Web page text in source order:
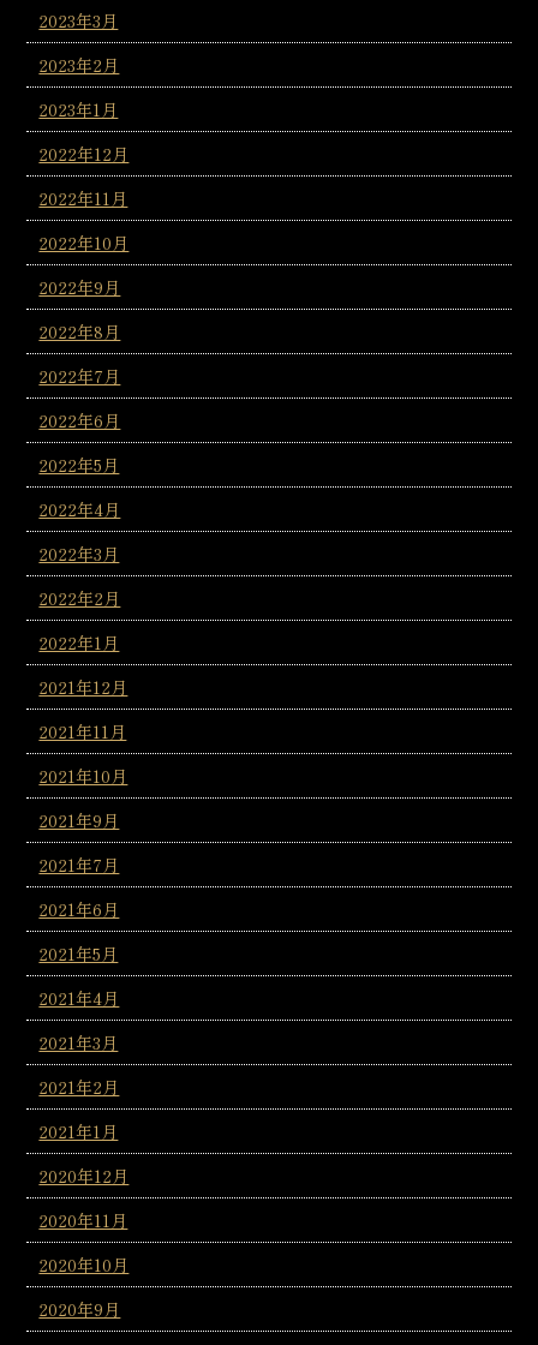
2023年3月
2023年2月
2023年1月
2022年12月
2022年11月
2022年10月
2022年9月
2022年8月
2022年7月
2022年6月
2022年5月
2022年4月
2022年3月
2022年2月
2022年1月
2021年12月
2021年11月
2021年10月
2021年9月
2021年7月
2021年6月
2021年5月
2021年4月
2021年3月
2021年2月
2021年1月
2020年12月
2020年11月
2020年10月
2020年9月